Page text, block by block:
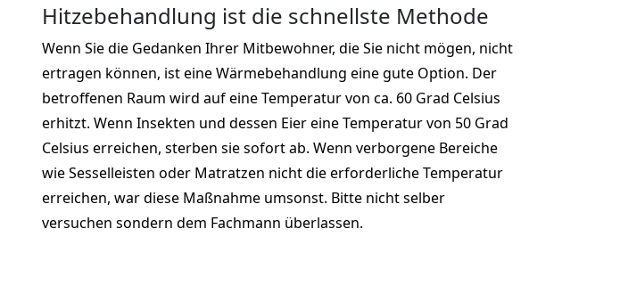
Hitzebehandlung ist die schnellste Methode
Wenn Sie die Gedanken Ihrer Mitbewohner, die Sie nicht mögen, nicht
ertragen können, ist eine Wärmebehandlung eine gute Option. Der
betroffenen Raum wird auf eine Temperatur von ca. 60 Grad Celsius
erhitzt. Wenn Insekten und dessen Eier eine Temperatur von 50 Grad
Celsius erreichen, sterben sie sofort ab. Wenn verborgene Bereiche
wie Sesselleisten oder Matratzen nicht die erforderliche Temperatur
erreichen, war diese Maßnahme umsonst. Bitte nicht selber
versuchen sondern dem Fachmann überlassen.